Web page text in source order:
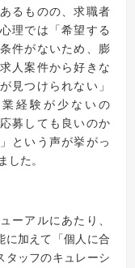
るものの、求職者
理では「希望する
件がないため、膨
人案件から好きな
見つけられない」
業経験が少ないの
募しても良いのか
という声が挙がっ
した。
ーアルにあたり、
に加えて「個人に合
タッフのキュレーシ